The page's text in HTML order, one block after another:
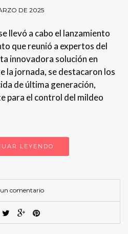
DE 2025
llevó a cabo el lanzamiento
que reunió a expertos del
innovadora solución en
la jornada, se destacaron los
de última generación,
para el control del mildeo
LEYENDO
comentario